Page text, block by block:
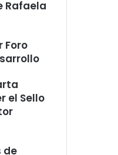
Rafaela
Foro
el Sello
de